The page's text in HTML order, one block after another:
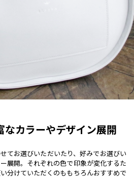
なカラーやデザイン展開
てお選びいただいたり、好みでお選びい
展開。それぞれの色で印象が変化するた
分けていただくのももちろんおすすめで